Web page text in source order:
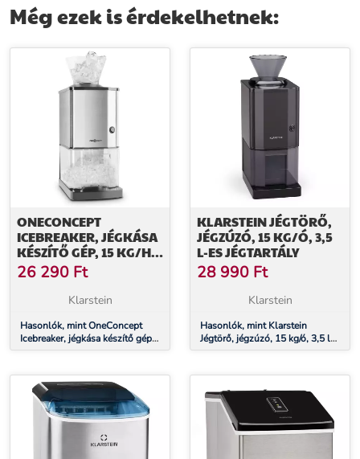
Még ezek is érdekelhetnek:
ONECONCEPT
ICEBREAKER, JÉGKÁSA
KÉSZÍTŐ GÉP, 15 KG/H,
3,5 L TÉRFOGAT,
JÉGTARTÓ,
ROZSDAMENTES ACÉL
26 290 Ft
Klarstein
Hasonlók, mint OneConcept
Icebreaker, jégkása készítő gép,
15 kg/h, 3,5 L térfogat, jégtartó,
KLARSTEIN JÉGTÖRŐ,
JÉGZÚZÓ, 15 KG/Ó, 3,5
L-ES JÉGTARTÁLY
28 990 Ft
Klarstein
Hasonlók, mint Klarstein
Jégtörő, jégzúzó, 15 kg/ó, 3,5 l-
es jégtartály